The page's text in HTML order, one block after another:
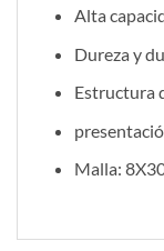
Alta
Dureza y
Estructura
Malla: